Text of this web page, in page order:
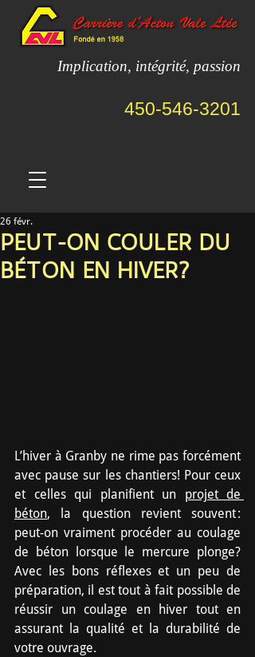
450-546-3201
Implication, intégrité, passion
PEUT-ON COULER DU
BÉTON EN HIVER?
26 févr.
L’hiver à Granby ne rime pas forcément
avec pause sur les chantiers! Pour ceux
et celles qui planifient un projet de
béton, la question revient souvent :
peut-on vraiment procéder au coulage
de béton lorsque le mercure plonge?
Avec les bons réflexes et un peu de
préparation, il est tout à fait possible de
réussir un coulage en hiver tout en
assurant la qualité et la durabilité de
votre ouvrage.